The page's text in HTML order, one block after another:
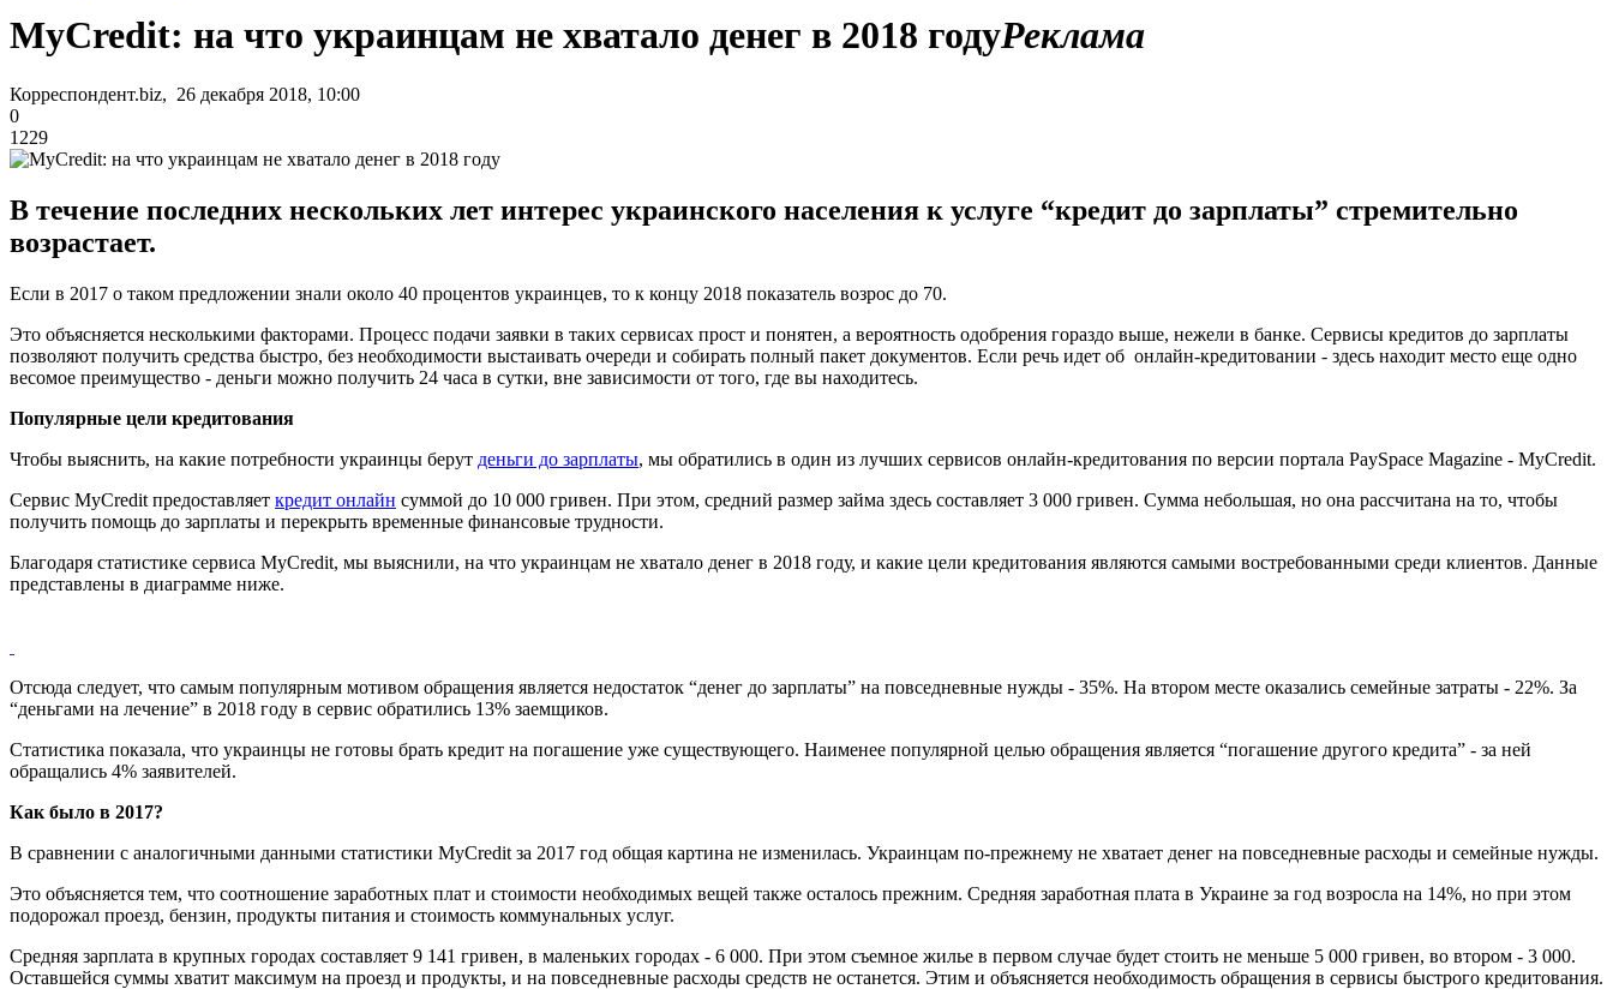
MyCredit: на что украинцам не хватало денег в 2018 годуРеклама
Корреспондент.biz, 26 декабря 2018, 10:00
0
1229
В течение последних нескольких лет интерес украинского населения к услуге “кредит до зарплаты” стремительно
возрастает.
Если в 2017 о таком предложении знали около 40 процентов украинцев, то к концу 2018 показатель возрос до 70.
Это объясняется несколькими факторами. Процесс подачи заявки в таких сервисах прост и понятен, а вероятность одобрения гораздо выше, нежели в банке. Сервисы кредитов до зарплаты
позволяют получить средства быстро, без необходимости выстаивать очереди и собирать полный пакет документов. Если речь идет об онлайн-кредитовании - здесь находит место еще одно
весомое преимущество - деньги можно получить 24 часа в сутки, вне зависимости от того, где вы находитесь.
Популярные цели кредитования
Чтобы выяснить, на какие потребности украинцы берут деньги до зарплаты, мы обратились в один из лучших сервисов онлайн-кредитования по версии портала PaySpace Magazine - MyCredit.
Сервис MyCredit предоставляет кредит онлайн суммой до 10 000 гривен. При этом, средний размер займа здесь составляет 3 000 гривен. Сумма небольшая, но она рассчитана на то, чтобы
получить помощь до зарплаты и перекрыть временные финансовые трудности.
Благодаря статистике сервиса MyCredit, мы выяснили, на что украинцам не хватало денег в 2018 году, и какие цели кредитования являются самыми востребованными среди клиентов. Данные
представлены в диаграмме ниже.
Отсюда следует, что самым популярным мотивом обращения является недостаток “денег до зарплаты” на повседневные нужды - 35%. На втором месте оказались семейные затраты - 22%. За
“деньгами на лечение” в 2018 году в сервис обратились 13% заемщиков.
Статистика показала, что украинцы не готовы брать кредит на погашение уже существующего. Наименее популярной целью обращения является “погашение другого кредита” - за ней
обращались 4% заявителей.
Как было в 2017?
В сравнении с аналогичными данными статистики MyCredit за 2017 год общая картина не изменилась. Украинцам по-прежнему не хватает денег на повседневные расходы и семейные нужды.
Это объясняется тем, что соотношение заработных плат и стоимости необходимых вещей также осталось прежним. Средняя заработная плата в Украине за год возросла на 14%, но при этом
подорожал проезд, бензин, продукты питания и стоимость коммунальных услуг.
Средняя зарплата в крупных городах составляет 9 141 гривен, в маленьких городах - 6 000. При этом съемное жилье в первом случае будет стоить не меньше 5 000 гривен, во втором - 3 000.
Оставшейся суммы хватит максимум на проезд и продукты, и на повседневные расходы средств не останется. Этим и объясняется необходимость обращения в сервисы быстрого кредитования.